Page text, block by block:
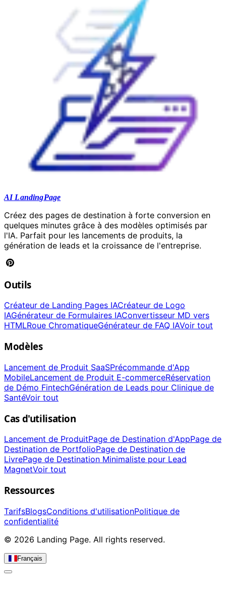
AI LandingPage
Créez des pages de destination à forte conversion en
quelques minutes grâce à des modèles optimisés par
l'IA. Parfait pour les lancements de produits, la
génération de leads et la croissance de l'entreprise.
Outils
Créateur de Landing Pages IACréateur de Logo
IAGénérateur de Formulaires IAConvertisseur MD vers
HTMLRoue ChromatiqueGénérateur de FAQ IAVoir tout
Modèles
Lancement de Produit SaaSPrécommande d'App
MobileLancement de Produit E-commerceRéservation
de Démo FintechGénération de Leads pour Clinique de
SantéVoir tout
Cas d'utilisation
Lancement de ProduitPage de Destination d'AppPage de
Destination de PortfolioPage de Destination de
LivrePage de Destination Minimaliste pour Lead
MagnetVoir tout
Ressources
TarifsBlogsConditions d'utilisationPolitique de
confidentialité
© 2026 Landing Page. All rights reserved.
Français